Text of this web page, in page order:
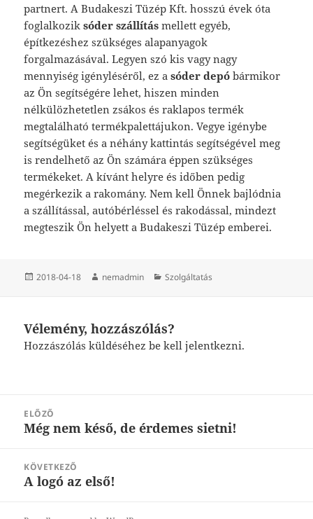
partnert. A Budakeszi Tüzép Kft. hosszú évek óta
foglalkoziksóder szállítás mellett egyéb,
építkezéshez szükséges alapanyagok
forgalmazásával.Legyen szó kis vagy nagy
mennyiség igényléséről, ez asóder depó bármikor
az Ön segítségére lehet, hiszen minden
nélkülözhetetlen zsákos és raklapos termék
megtalálható termékpalettájukon. Vegye igénybe
segítségüket és a néhány kattintás segítségével meg
is rendelhető az Ön számára éppen szükséges
termékeket. A kívánt helyre és időben pedig
megérkezik a rakomány. Nem kell Önnek bajlódnia
a szállítással, autóbérléssel és rakodással, mindezt
megteszik Ön helyett a Budakeszi Tüzép emberei.
Közzétéve
2018-04-18 Szerző
nemadmin Kategória
Szolgáltatás
Vélemény, hozzászólás?
Hozzászólás küldéséhezbe kell jelentkezni.
navigáció
ELŐZŐ
Korábbi
Még nem késő, de érdemes sietni!
KÖVETKEZŐ
Következő
A logó az első!